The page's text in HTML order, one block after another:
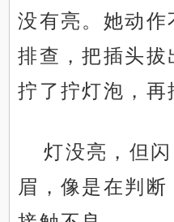
没有亮。她动作
排查，把插头拔
拧了拧灯泡，再
灯没亮，但
眉，像是在判